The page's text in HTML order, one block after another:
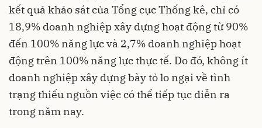
kết quả khảo sát của Tổng cục Thống kê, chỉ có
18,9% doanh nghiệp xây dựng hoạt động từ 90%
đến 100% năng lực và 2,7% doanh nghiệp hoạt
động trên 100% năng lực thực tế. Do đó, không ít
doanh nghiệp xây dựng bày tỏ lo ngại về tình
trạng thiếu nguồn việc có thể tiếp tục diễn ra
trong năm nay.